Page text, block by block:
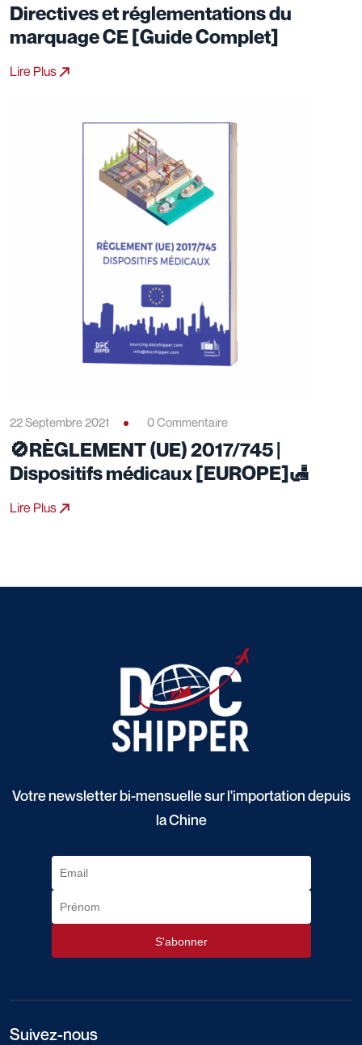
Directives et réglementations du
marquage CE [Guide Complet]
Lire Plus
22 Septembre 2021 0 Commentaire
🚫RÈGLEMENT (UE) 2017/745 |
Dispositifs médicaux [EUROPE]🛃
Lire Plus
Votre newsletter bi-mensuelle sur l'importation depuis
la Chine
Suivez-nous